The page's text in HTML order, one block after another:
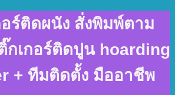
ร์ติดผนัง สั่งพิมพ์ตาม
กเกอร์ติดปูน hoarding
+ ทีมติดตั้ง มืออาชีพ